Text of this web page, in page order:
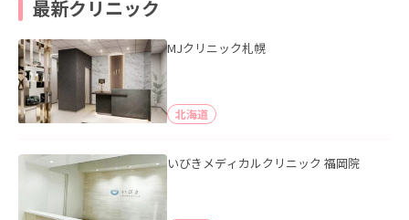
最新クリニック
MJクリニック札幌
北海道
いびきメディカルクリニック 福岡院